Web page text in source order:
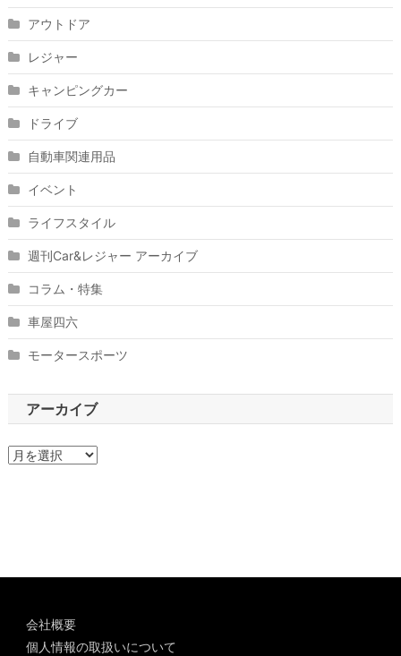
アウトドア
レジャー
キャンピングカー
ドライブ
自動車関連用品
イベント
ライフスタイル
週刊Car&レジャー アーカイブ
コラム・特集
車屋四六
モータースポーツ
アーカイブ
ア
会社概要
個人情報の取扱いについて